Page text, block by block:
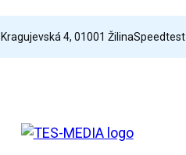
Kragujevská 4, 01001 ŽilinaSpeedtest